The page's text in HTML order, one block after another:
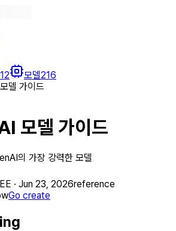
12 모델216
델 가이드
모델 가이드
의 가장 강력한 모델
· Jun 23, 2026reference
Go create